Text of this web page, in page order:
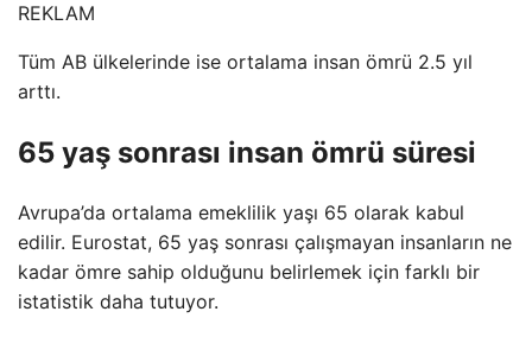
REKLAM
Tüm AB ülkelerinde ise ortalama insan ömrü 2.5 yıl
arttı.
65 yaş sonrası insan ömrü süresi
Avrupa’da ortalama emeklilik yaşı 65 olarak kabul
edilir. Eurostat, 65 yaş sonrası çalışmayan insanların ne
kadar ömre sahip olduğunu belirlemek için farklı bir
istatistik daha tutuyor.